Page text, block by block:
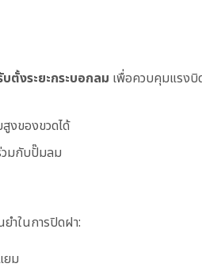
บตั้งระยะกระบอกลม เพื่อควบคุมแรงบิ
งของขวดได้
วมกับปั๊มลม
ำในการปิดฝา:
ยม